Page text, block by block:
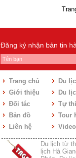
Đăng ký nhận bản tin
Trang chủ
Giới thiệu
Đối tác
Bản đồ
Liên hệ
Du
Du
Tự
Tour
Video
Du lịch từ
lịch Hà